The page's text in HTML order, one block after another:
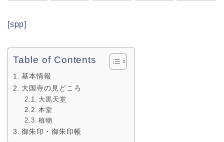
[spp]
Table of Contents
基本情報
大国寺の見どころ
大黒天堂
本堂
植物
御朱印・御朱印帳